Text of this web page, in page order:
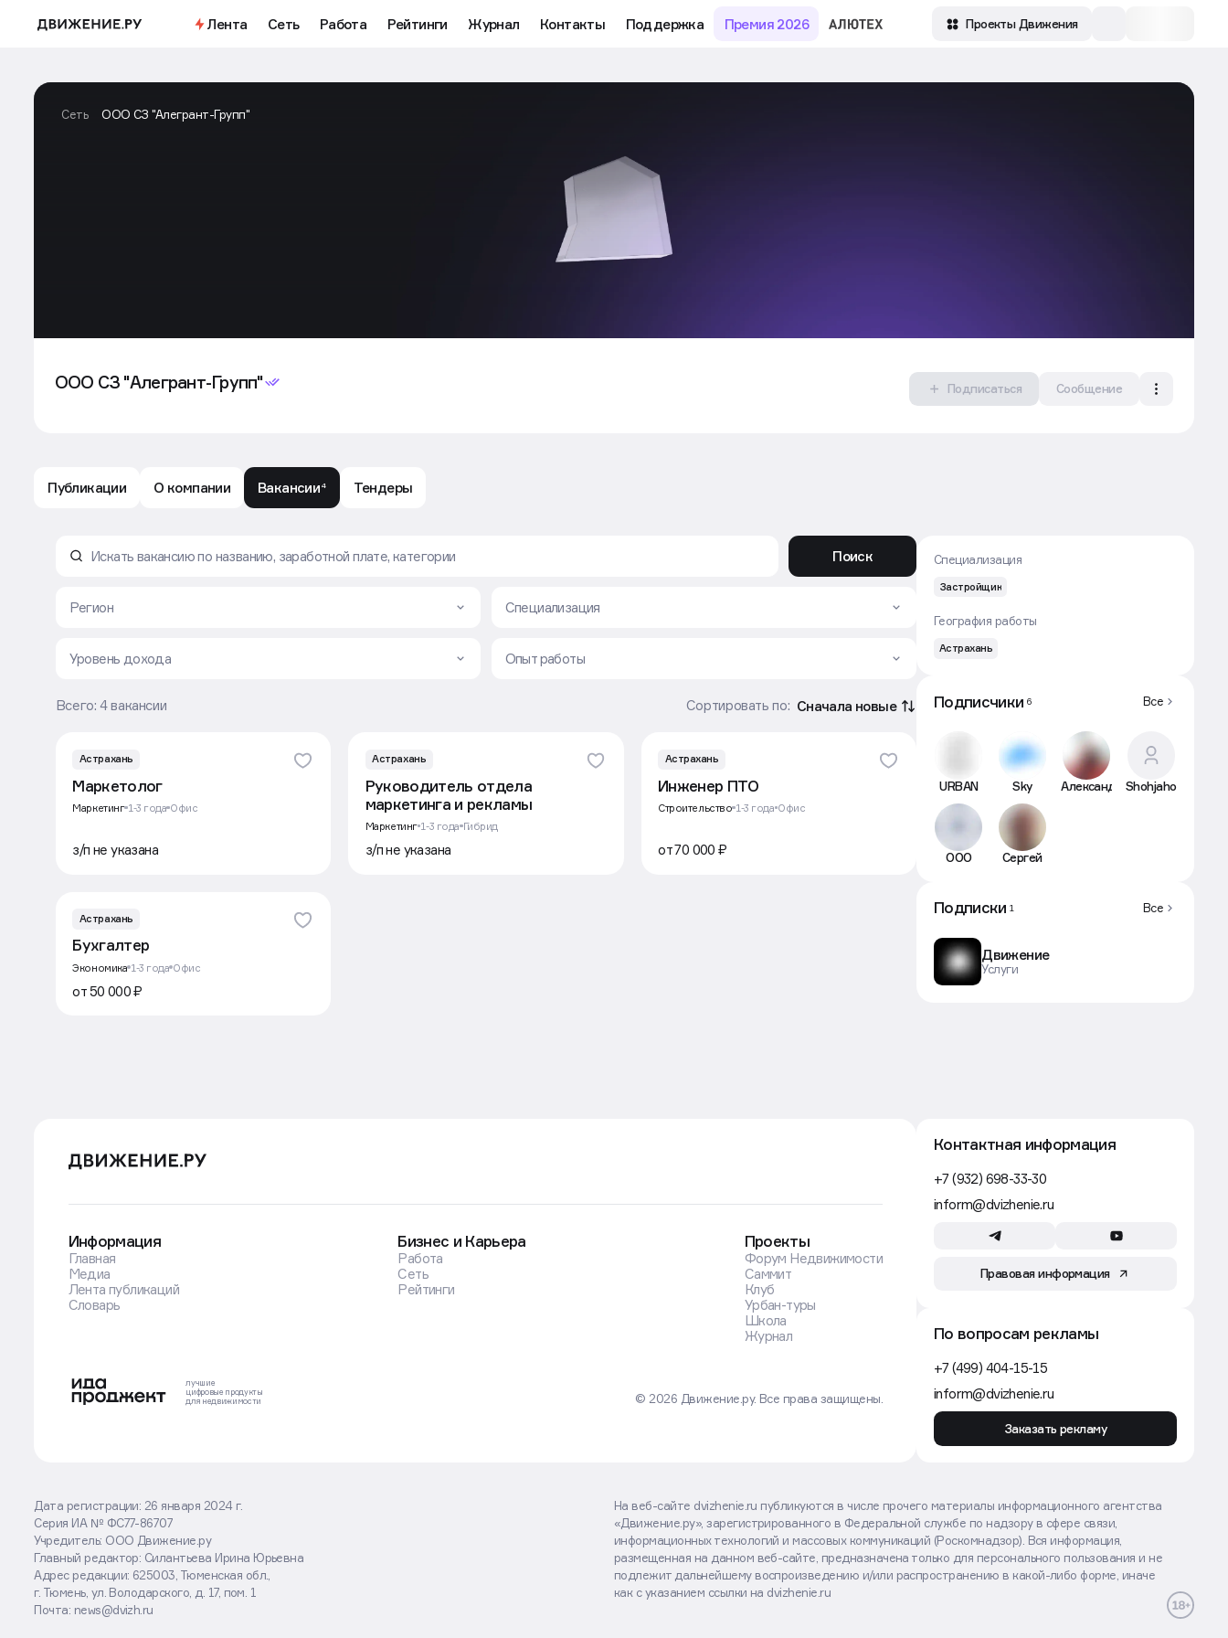
Лента Сеть Работа Рейтинги Журнал Контакты Поддержка Премия 2026 Проекты Движения
Сеть ООО СЗ "Алегрант-Групп"
ООО СЗ "Алегрант-Групп" Подписаться Сообщение
Публикации О компании Вакансии 4 Тендеры
Специализация
Застройщик
География работы
Астрахань
Подписчики 6 Все
URBAN Sky Александр Shohjahon
ООО Сергей
Подписки 1 Все
Движение
Услуги
Поиск
Регион Специализация
Уровень дохода Опыт работы
Всего: 4 вакансии Сортировать по: Сначала новые
Астрахань
Маркетолог
Маркетинг 1-3 года Офис
з/п не указана
Астрахань
Руководитель отдела
маркетинга и рекламы
Маркетинг 1-3 года Гибрид
з/п не указана
Астрахань
Инженер ПТО
Строительство 1-3 года Офис
от 70 000 ₽
Астрахань
Бухгалтер
Экономика 1-3 года Офис
от 50 000 ₽
Информация
Главная
Медиа
Лента публикаций
Словарь
Бизнес и Карьера
Работа
Сеть
Рейтинги
Проекты
Форум Недвижимости
Саммит
Клуб
Урбан-туры
Школа
Журнал
лучшие
цифровые продукты
для недвижимости
© 2026 Движение.ру. Все права защищены.
Контактная информация
+7 (932) 698-33-30
inform@dvizhenie.ru
Правовая информация
По вопросам рекламы
+7 (499) 404-15-15
inform@dvizhenie.ru
Заказать рекламу
Дата регистрации: 26 января 2024 г.
Серия ИА № ФС77-86707
Учредитель: ООО Движение.ру
Главный редактор: Силантьева Ирина Юрьевна
Адрес редакции: 625003, Тюменская обл.,
г. Тюмень, ул. Володарского, д. 17, пом. 1
Почта: news@dvizh.ru
На веб-сайте dvizhenie.ru публикуются в числе прочего материалы информационного агентства
«Движение.ру», зарегистрированного в Федеральной службе по надзору в сфере связи,
информационных технологий и массовых коммуникаций (Роскомнадзор). Вся информация,
размещенная на данном веб-сайте, предназначена только для персонального пользования и не
подлежит дальнейшему воспроизведению и/или распространению в какой-либо форме, иначе
как с указанием ссылки на dvizhenie.ru
Оставаясь на сайте, вы соглашаетесь
с использованием cookies
Хорошо